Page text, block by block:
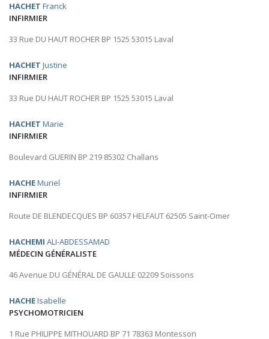
HACHET Franck
INFIRMIER
33 Rue DU HAUT ROCHER BP 1525 53015 Laval
HACHET Justine
INFIRMIER
33 Rue DU HAUT ROCHER BP 1525 53015 Laval
HACHET Marie
INFIRMIER
Boulevard GUERIN BP 219 85302 Challans
HACHEMuriel
INFIRMIER
Route DE BLENDECQUES BP 60357 HELFAUT 62505 Saint-Omer
HACHEMI ALI-ABDESSAMAD
MÉDECIN GÉNÉRALISTE
46 Avenue DU GÉNÉRAL DE GAULLE 02209 Soissons
HACHEIsabelle
PSYCHOMOTRICIEN
1 Rue PHILIPPE MITHOUARD BP 71 78363 Montesson